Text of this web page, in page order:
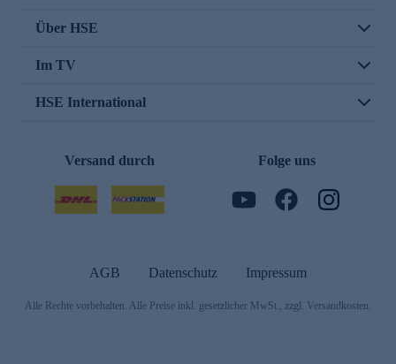
Über HSE
Im TV
HSE International
Versand durch Folge uns
AGB Datenschutz Impressum
Alle Rechte vorbehalten. Alle Preise inkl. gesetzlicher MwSt., zzgl. Versandkosten.